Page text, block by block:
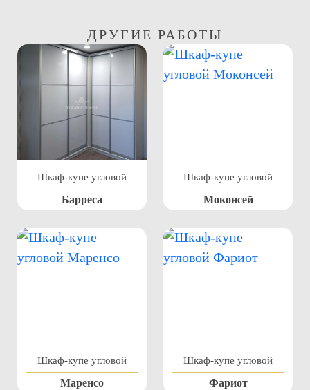
ДРУГИЕ РАБОТЫ
Шкаф-купе угловой
Барреса
Шкаф-купе угловой
Моконсей
Шкаф-купе угловой
Маренсо
Шкаф-купе угловой
Фариот